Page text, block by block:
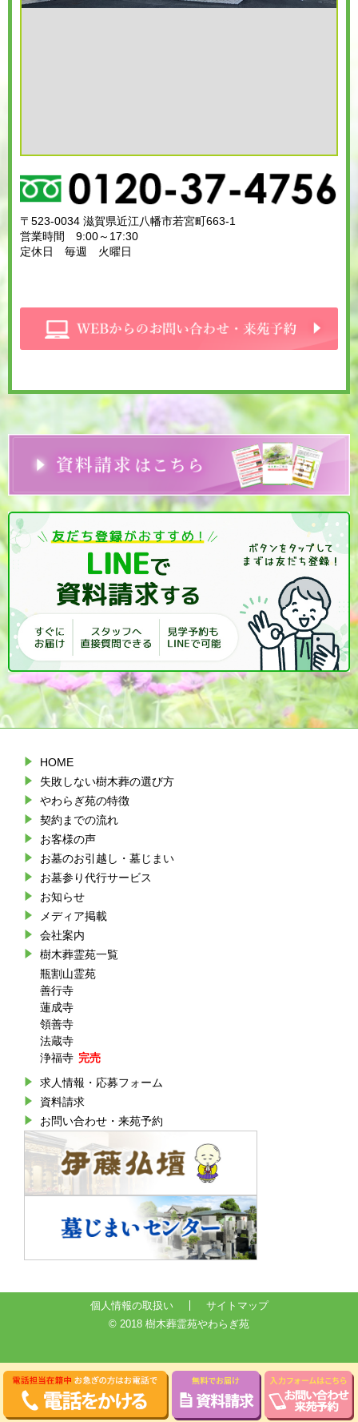
〒523-0034 滋賀県近江八幡市若宮町663-1
営業時間 9:00～17:30
定休日 毎週 火曜日
HOME
失敗しない樹木葬の選び方
やわらぎ苑の特徴
契約までの流れ
お客様の声
お墓のお引越し・墓じまい
お墓参り代行サービス
お知らせ
メディア掲載
会社案内
樹木葬霊苑一覧
瓶割山霊苑
善行寺
蓮成寺
領善寺
法蔵寺
浄福寺
求人情報・応募フォーム
資料請求
お問い合わせ・来苑予約
個人情報の取扱い
サイトマップ
© 2018 樹木葬霊苑やわらぎ苑